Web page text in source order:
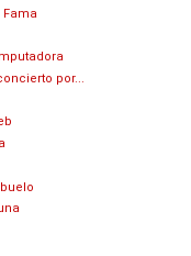
Fama
por...